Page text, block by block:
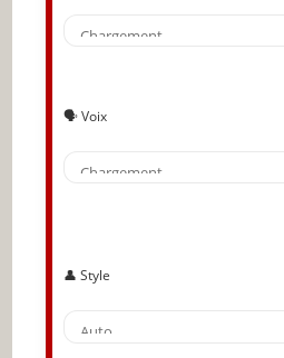
graphique gratuit
Augmentez votre visibilité
🗣️ Voix
👤 Style